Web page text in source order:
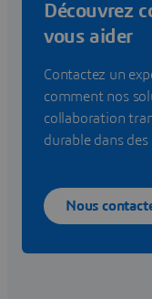
Découvrez
vous aider
Contactez un
comment nos
collaboration
durable dans
Nous